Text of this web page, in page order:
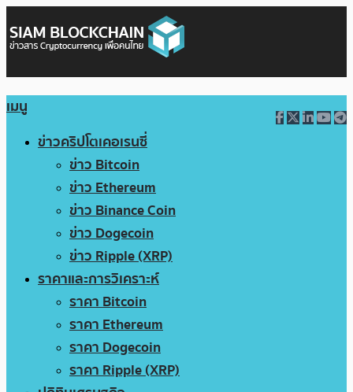
เมนู
ข่าวคริปโตเคอเรนซี่
ข่าว Bitcoin
ข่าว Ethereum
ข่าว Binance Coin
ข่าว Dogecoin
ข่าว Ripple (XRP)
ราคาและการวิเคราะห์
ราคา Bitcoin
ราคา Ethereum
ราคา Dogecoin
ราคา Ripple (XRP)